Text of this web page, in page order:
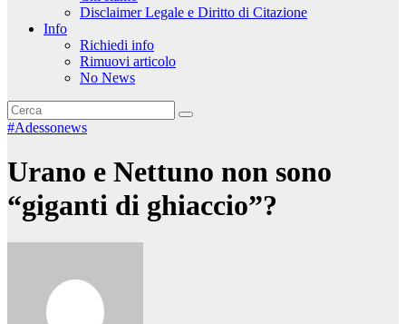
Disclaimer Legale e Diritto di Citazione
Info
Richiedi info
Rimuovi articolo
No News
#Adessonews
Urano e Nettuno non sono
“giganti di ghiaccio”?